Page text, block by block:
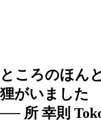
ところのほん
狸がいました
── 所 幸則